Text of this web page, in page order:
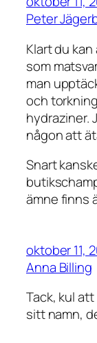
Peter
Klart du
som
man
och
hydraziner.
någon att
Snart
ämne finns
oktober 11,
Anna Billing
Tack, kul
sitt namn,